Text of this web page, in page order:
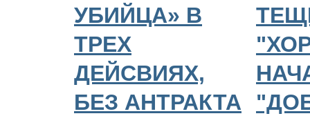
УБИЙЦА» В
ТРЕХ
ДЕЙСВИЯХ,
БЕЗ АНТРАКТА